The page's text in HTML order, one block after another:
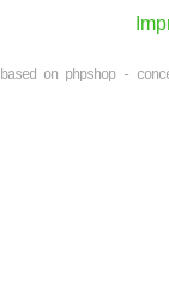
based on phpshop -